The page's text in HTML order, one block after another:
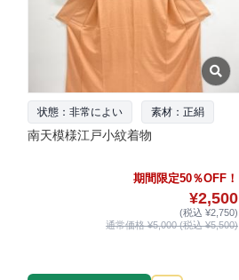
状態：非常によい 素材：正絹
南天模様江戸小紋着物
期間限定50％OFF！
¥2,500
(税込 ¥2,750)
通常価格 ¥5,000 (税込 ¥5,500)